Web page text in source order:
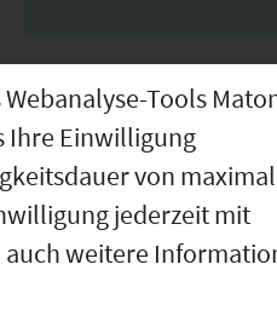
Tools
Ihre Einwilligung
von
jederzeit mit
weitere